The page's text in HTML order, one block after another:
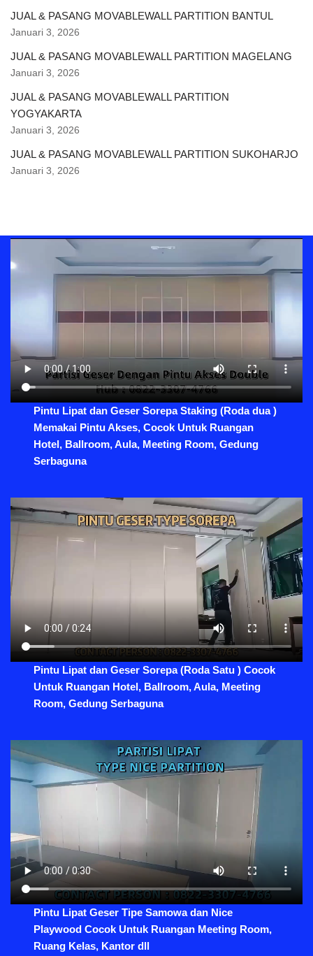
JUAL & PASANG MOVABLEWALL PARTITION BANTUL
Januari 3, 2026
JUAL & PASANG MOVABLEWALL PARTITION MAGELANG
Januari 3, 2026
JUAL & PASANG MOVABLEWALL PARTITION
YOGYAKARTA
Januari 3, 2026
JUAL & PASANG MOVABLEWALL PARTITION SUKOHARJO
Januari 3, 2026
Pintu Lipat dan Geser Sorepa Staking (Roda dua )
Memakai Pintu Akses, Cocok Untuk Ruangan
Hotel, Ballroom, Aula, Meeting Room, Gedung
Serbaguna
Pintu Lipat dan Geser Sorepa (Roda Satu ) Cocok
Untuk Ruangan Hotel, Ballroom, Aula, Meeting
Room, Gedung Serbaguna
Pintu Lipat Geser Tipe Samowa dan Nice
Playwood Cocok Untuk Ruangan Meeting Room,
Ruang Kelas, Kantor dll